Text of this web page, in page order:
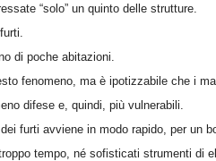
“solo” un quinto delle strutture.
di poche abitazioni.
fenomeno, ma è ipotizzabile che i
difese e, quindi, più vulnerabili.
furti avviene in modo rapido, per un
tempo, né sofisticati strumenti di